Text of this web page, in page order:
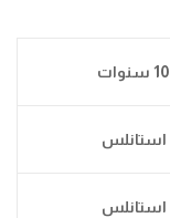
10 سنوات
استانلس
استانلس